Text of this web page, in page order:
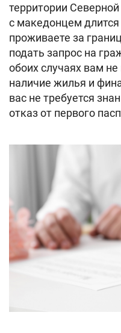
территории
с македонцем
проживаете за
подать запрос на
обоих случаях вам
наличие жилья и
вас не требуется
отказ от первого